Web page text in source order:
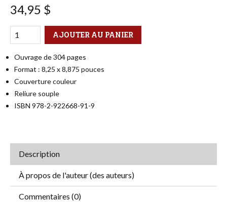
34,95 $
Qté
Format AJOUTER AU PANIER
Ouvrage de 304 pages
Format : 8,25 x 8,875 pouces
Couverture couleur
Reliure souple
ISBN 978-2-922668-91-9
Description
À propos de l'auteur (des auteurs)
Commentaires (0)